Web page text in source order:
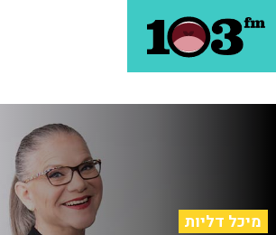
מיכל דליות